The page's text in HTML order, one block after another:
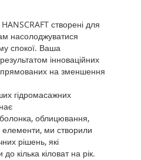
створені для
насолоджуватися
спокої. Ваша
інноваційних
на зменшення
гідромасажних
облицювання,
елементи, ми створили
рішень, які
кілька кіловат на рік.